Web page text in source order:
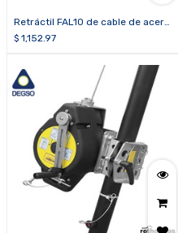
Retráctil FAL10 de cable de acero
de 10 metros
$ 1,152.97